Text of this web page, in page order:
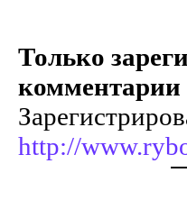
Только
http://